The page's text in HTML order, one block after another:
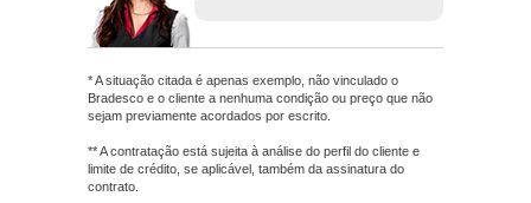
* A situação citada é apenas exemplo, não vinculado o
Bradesco e o cliente a nenhuma condição ou preço que não
sejam previamente acordados por escrito.
** A contratação está sujeita à análise do perfil do cliente e
limite de crédito, se aplicável, também da assinatura do
contrato.